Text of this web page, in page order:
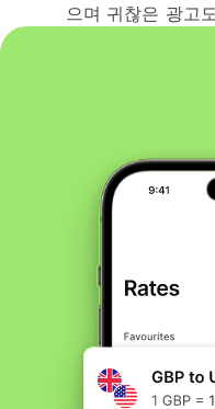
으며 귀찮은 광고